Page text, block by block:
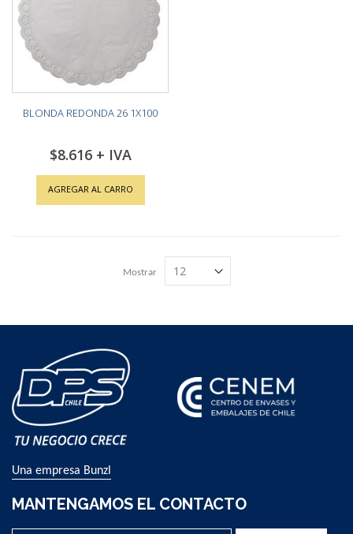
BLONDA REDONDA 26 1X100
$8.616
AGREGAR AL CARRO
Mostrar
Una empresa Bunzl
MANTENGAMOS EL CONTACTO